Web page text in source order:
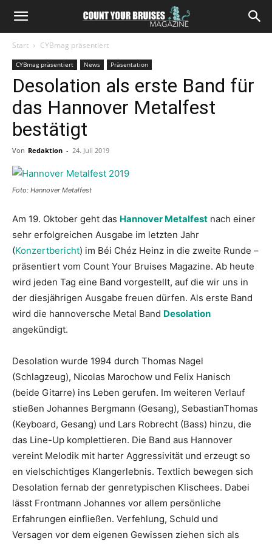
Start CYBmag präsentiert
CYBmag präsentiert News Präsentation
Desolation als erste Band für
das Hannover Metalfest
bestätigt
Von Redaktion - 24. Juli 2019
Foto: Hannover Metalfest
Am 19. Oktober geht das Hannover Metalfest nach einer
sehr erfolgreichen Ausgabe im letzten Jahr
(Konzertbericht) im Béi Chéz Heinz in die zweite Runde –
präsentiert vom Count Your Bruises Magazine. Ab heute
wird jeden Tag eine Band vorgestellt, auf die wir uns in
der diesjährigen Ausgabe freuen dürfen. Als erste Band
wird die hannoversche Metal Band Desolation
angekündigt.
Desolation wurde 1994 durch Thomas Nagel
(Schlagzeug), Nicolas Marochow und Felix Hanisch
(beide Gitarre) ins Leben gerufen. Im weiteren Verlauf
stießen Johannes Bergmann (Gesang), SebastianThomas
(Keyboard, Gesang) und Lars Robrecht (Bass) hinzu, die
das Line-Up komplettieren. Die Band aus Hannover
vereint Melodik mit harter Aggressivität und erzeugt so
en vielschichtiges Klangerlebnis. Textlich bewegen sich
Desolation fernab der genretypischen Klischees. Dabei
lässt Frontmann Johannes vor allem persönliche
Erfahrungen einfließen. Verfehlung, Schuld und
Versagen vor dem eigenen Gewissen ziehen sich als